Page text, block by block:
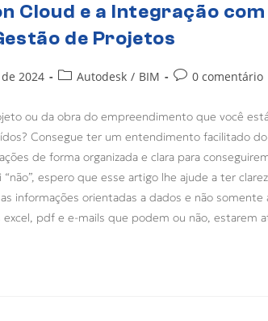
Cloud e a Integração com
de Projetos
2024 Autodesk / BIM 0 comentário
ou da obra do empreendimento que você
Consegue ter um entendimento facilitado
de forma organizada e clara para
espero que esse artigo lhe ajude a ter
informações orientadas a dados e não
pdf e e-mails que podem ou não, estarem